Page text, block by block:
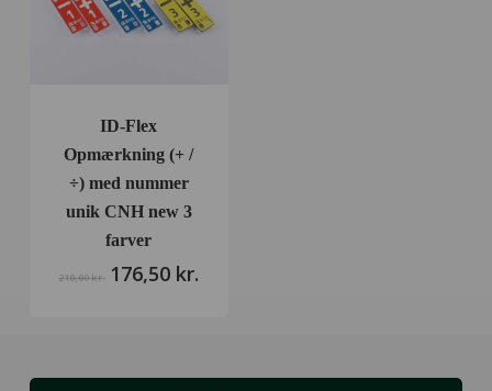
ID-Flex
Opmærkning (+ /
÷) med nummer
unik CNH new 3
farver
210,00kr. Den
176,50 kr.